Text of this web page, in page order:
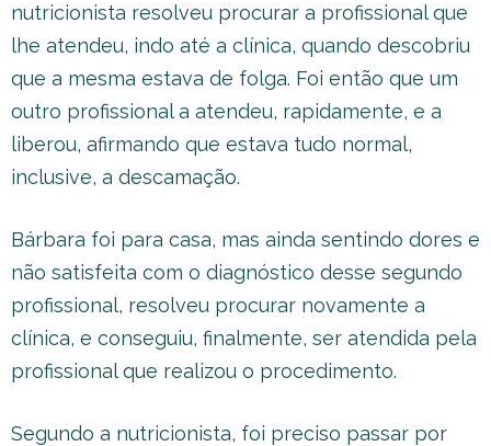
nutricionista resolveu procurar a profissional que
lhe atendeu, indo até a clínica, quando descobriu
que a mesma estava de folga. Foi então que um
outro profissional a atendeu, rapidamente, e a
liberou, afirmando que estava tudo normal,
inclusive, a descamação.
Bárbara foi para casa, mas ainda sentindo dores e
não satisfeita com o diagnóstico desse segundo
profissional, resolveu procurar novamente a
clínica, e conseguiu, finalmente, ser atendida pela
profissional que realizou o procedimento.
Segundo a nutricionista, foi preciso passar por